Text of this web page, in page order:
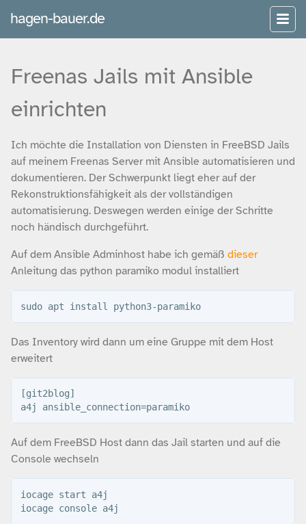
hagen-bauer.de
Freenas Jails mit Ansible
einrichten
Ich möchte die Installation von Diensten in FreeBSD Jails
auf meinem Freenas Server mit Ansible automatisieren und
dokumentieren. Der Schwerpunkt liegt eher auf der
Rekonstruktionsfähigkeit als der vollständigen
automatisierung. Deswegen werden einige der Schritte
noch händisch durchgeführt.
Auf dem Ansible Adminhost habe ich gemäß dieser
Anleitung das python paramiko modul installiert
sudo apt install python3-paramiko
Das Inventory wird dann um eine Gruppe mit dem Host
erweitert
[git2blog]
a4j ansible_connection=paramiko
Auf dem FreeBSD Host dann das Jail starten und auf die
Console wechseln
iocage start a4j